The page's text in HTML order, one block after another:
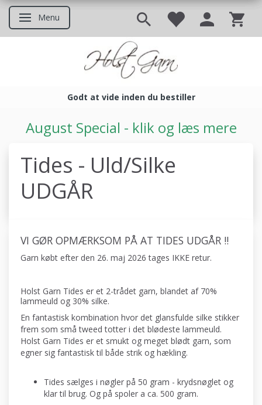
Skifte navigation
Menu
Godt at vide inden du bestiller
August Special - klik og læs mere
Tides - Uld/Silke
UDGÅR
VI GØR OPMÆRKSOM PÅ AT TIDES UDGÅR !!
Garn købt efter den 26. maj 2026 tages IKKE retur.
Holst Garn Tides er et 2-trådet garn, blandet af 70%
lammeuld og 30% silke.
En fantastisk kombination hvor det glansfulde silke stikker
frem som små tweed totter i det blødeste lammeuld.
Holst Garn Tides er et smukt og meget blødt garn, som
egner sig fantastisk til både strik og hækling.
Tides sælges i nøgler på 50 gram - krydsnøglet og
klar til brug. Og på spoler a ca. 500 gram.